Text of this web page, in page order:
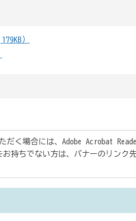
）
だく場合には、Adobe Acrobat
お持ちでない方は、バナーのリンク